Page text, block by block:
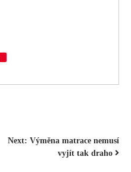
Next: Výměna matrace nemusí
vyjít tak draho